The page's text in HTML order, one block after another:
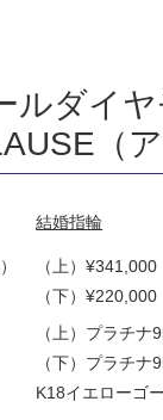
ルダイ
（
結婚指輪
（上）¥341,000
（下）¥220,000
（上）プラチ
（下）プラチナ
K18イエローゴ